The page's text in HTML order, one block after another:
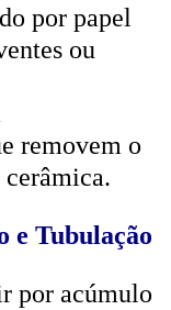
por papel
ou
removem o
cerâmica.
e Tubulação
por acúmulo